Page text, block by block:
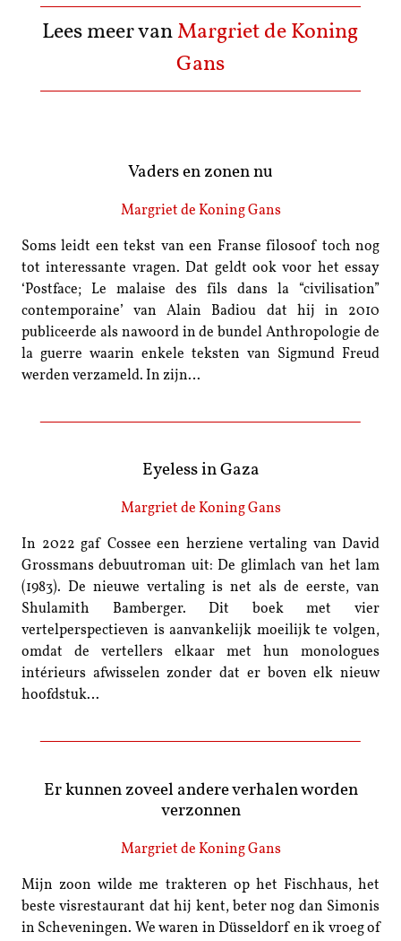
Lees meer vanMargriet de Koning
Gans
Vaders en zonen nu
Margriet de Koning Gans
Soms leidt een tekst van een Franse filosoof toch nog
tot interessante vragen. Dat geldt ook voor het essay
‘Postface; Le malaise des fils dans la “civilisation”
contemporaine’ van Alain Badiou dat hij in 2010
publiceerde als nawoord in de bundel Anthropologie de
la guerre waarin enkele teksten van Sigmund Freud
werden verzameld. In zijn…
Eyeless in Gaza
Margriet de Koning Gans
In 2022 gaf Cossee een herziene vertaling van David
Grossmans debuutroman uit: De glimlach van het lam
(1983). De nieuwe vertaling is net als de eerste, van
Shulamith Bamberger. Dit boek met vier
vertelperspectieven is aanvankelijk moeilijk te volgen,
omdat de vertellers elkaar met hun monologues
intérieurs afwisselen zonder dat er boven elk nieuw
hoofdstuk…
Er kunnen zoveel andere verhalen worden
verzonnen
Margriet de Koning Gans
Mijn zoon wilde me trakteren op het Fischhaus, het
beste visrestaurant dat hij kent, beter nog dan Simonis
in Scheveningen. We waren in Düsseldorf en ik vroeg of